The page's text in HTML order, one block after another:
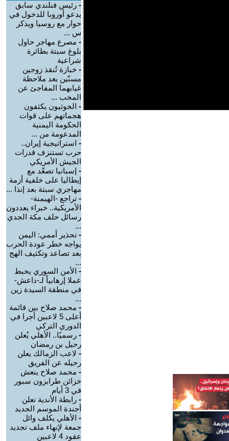
- رئيس فنلندي سابق
يدعو أوروبا للدخول في
حوار مع روسيا ويذكر
س ...
- مصرع مهاجر حاول
بلوغ سبتة بطائرة
شراعية
- خبازة تُنقذ زوجين
مسنّين بعد ملاحظة
غيابهما المفاجئ عن
المخب ...
- الحوثيون يكثفون
هجماتهم على قوات
الحكومة اليمنية
المدعومة من ...
- استراتيجية إيران..
حرب تستنزف قدرات
الجيش الأمريكي
- إسبانيا تصعّد مع
إيطاليا على خلفية أزمة
مهاجري سبتة بعد إنذا ...
- تراجع -الهيمنة-
الأمريكية.. خبراء يعددون
رسائل حلف مكة الجدي
...
- تحذير أممي: اليمن
يواجه خطر عودة الحرب
بعد تصاعد وتكثيف الهج
...
- الأمن السوري يحبط
عملا إرهابياً لـ-داعش-
في منطقة السيدة زين
...
- محمد صلاح بين قائمة
أعلى 5 لاعبين أجرا في
الدوري التركي
- رسميًا.. الأهلي يُعلن
رحيل بن رمضان
- لاعب الزمالك يعلن
رحيله عن الفريق
- محمد صلاح ينعش
خزائن طرابزون سبور
في 3 أيام
- رابطة الأندية تعلن
أجندة الموسم الجديد
- الأهلي يكلف وائل
جمعة لإنهاء ملف تجديد
عقود 4 لاعبين